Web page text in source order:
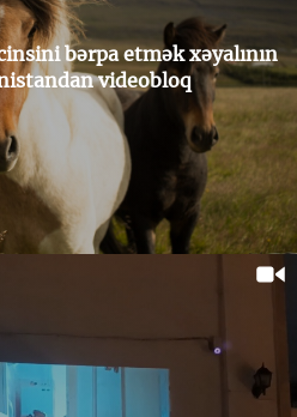
bərpa etmək xəyalının
videobloq